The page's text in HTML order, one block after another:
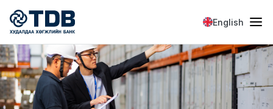
Skip to main content
English